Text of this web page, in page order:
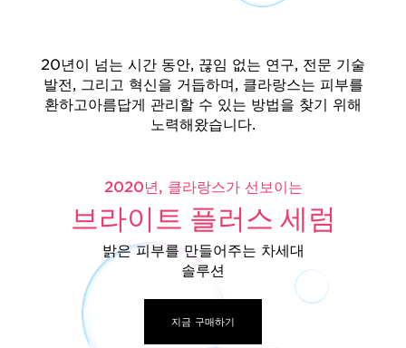
20년이 넘는 시간 동안, 끊임 없는 연구, 전문 기술
발전, 그리고 혁신을 거듭하며, 클라랑스는 피부를
환하고아름답게 관리할 수 있는 방법을 찾기 위해
노력해왔습니다.
2020년, 클라랑스가 선보이는
브라이트 플러스 세럼
밝은 피부를 만들어주는 차세대
솔루션
지금 구매하기